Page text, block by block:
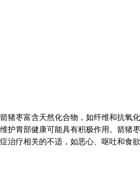
箭猪枣富含天然化合物，如纤维和抗氧
维护胃部健康可能具有积极作用。箭猪
症治疗相关的不适，如恶心、呕吐和食欲